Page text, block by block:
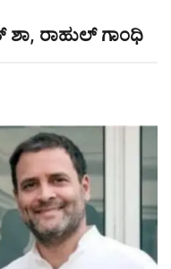
ಶಾ, ರಾಹುಲ್ ಗಾಂಧಿ